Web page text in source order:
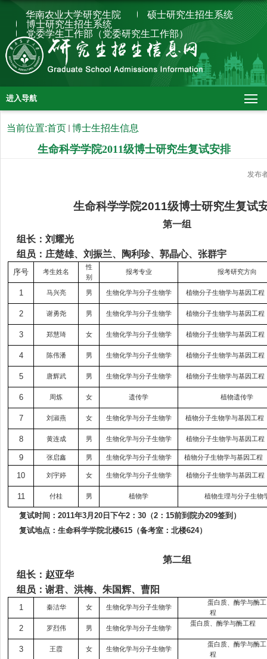
华南农业大学研究生院
硕士研究生招生系统
博士研究生招生系统
党委学生工作部（党委研究生工作部）
进入导航
当前位置:首页 博士生招生信息
生命科学学院2011级博士研究生复试安排
发布
生命科学学院2011级博士研究生复试
第一组
组长：刘耀光
组员：庄楚雄、刘振兰、陶利珍、郭晶心、张群宇
序号 考生姓名
性
别
报考专业 报考研究方向
1 马兴亮 男 生物化学与分子生物学 植物分子生物学与基因工程
2 谢勇尧 男 生物化学与分子生物学 植物分子生物学与基因工程
3 郑慧琦 女 生物化学与分子生物学 植物分子生物学与基因工程
4 陈伟潘 男 生物化学与分子生物学 植物分子生物学与基因工程
5 唐辉武 男 生物化学与分子生物学 植物分子生物学与基因工程
6 周炼 女 遗传学 植物遗传学
7 刘淑燕 女 生物化学与分子生物学 植物分子生物学与基因工程
8 黄连成 男 生物化学与分子生物学 植物分子生物学与基因工程
9 张启鑫 男 生物化学与分子生物学 植物分子生物学与基因工程
10 刘宇婷 女 生物化学与分子生物学 植物分子生物学与基因工程
11 付桂 男 植物学 植物生理与分子生物
复试时间：2011年3月20 日下午2 ：30 （2 ：15前到院办209签到）
复试地点：生命科学学院北楼615 （备考室：北楼624）
第二组
组长：赵亚华
组员：谢君、洪梅、朱国辉、曹阳
1 秦洁华 女 生物化学与分子生物学
蛋白质、酶学与酶工
程
2 罗烈伟 男 生物化学与分子生物学
蛋白质、酶学与酶工程
3 王霞 女 生物化学与分子生物学
蛋白质、酶学与酶工
程